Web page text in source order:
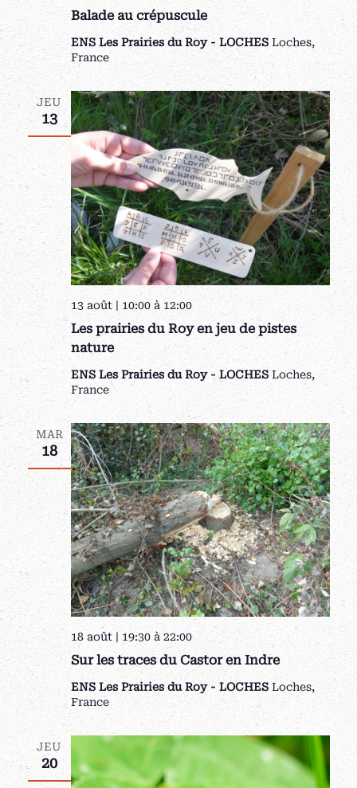
Balade au crépuscule
ENS Les Prairies du Roy - LOCHES Loches,
France
JEU
13
Les prairies du Roy en jeu de pistes
nature
13 août | 10:00à 12:00
ENS Les Prairies du Roy - LOCHESLoches,
France
MAR
18
Sur les traces du Castor en Indre
18 août | 19:30à 22:00
ENS Les Prairies du Roy - LOCHES Loches,
France
JEU
20